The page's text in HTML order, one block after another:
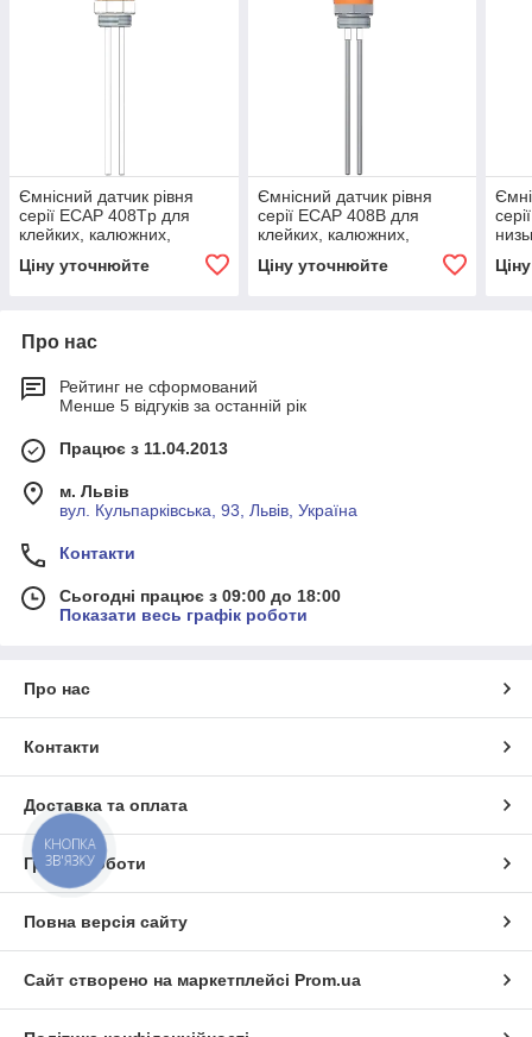
Ємнісний датчик рівня
серії ECAP 408Tp для
клейких, калюжних,
Ціну уточнюйте
Ємнісний датчик рівня
серії ECAP 408B для
клейких, калюжних,
(корпус алюміній)
Ціну уточнюйте
Про нас
Рейтинг не сформований
Менше 5 відгуків за останній рік
Працює з 11.04.2013
м. Львів
вул. Кульпарківська, 93, Львів, Україна
Контакти
Сьогодні працює з 09:00 до 18:00
Показати весь графік роботи
Про нас
Контакти
Доставка та оплата
Графік роботи
Повна версія сайту
Сайт створено на маркетплейсі Prom.ua
КНОПКА
ЗВ'ЯЗКУ